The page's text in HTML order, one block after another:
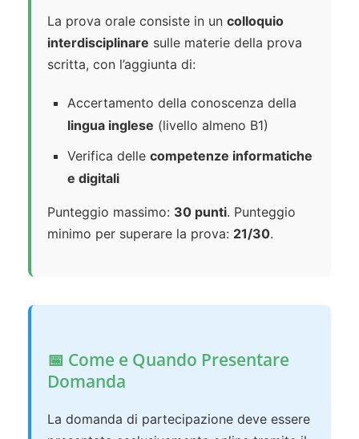
La prova orale consiste in un colloquio
interdisciplinare sulle materie della prova
scritta, con l’aggiunta di:
Accertamento della conoscenza della
lingua inglese (livello almeno B1)
Verifica delle competenze informatiche
e digitali
Punteggio massimo: 30 punti. Punteggio
minimo per superare la prova: 21/30.
📅 Come e Quando Presentare
Domanda
La domanda di partecipazione deve essere